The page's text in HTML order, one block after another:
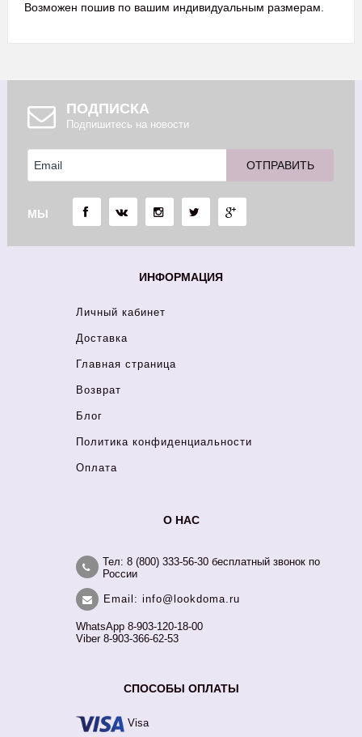
Возможен пошив по вашим индивидуальным размерам.
ПОДПИСКА
Подпишитесь на новости
МЫ
ИНФОРМАЦИЯ
Личный кабинет
Доставка
Главная страница
Возврат
Блог
Политика конфиденциальности
Оплата
О НАС
Тел: 8 (800) 333-56-30 бесплатный звонок по
России
Email: info@lookdoma.ru
WhatsApp 8-903-120-18-00
Viber 8-903-366-62-53
СПОСОБЫ ОПЛАТЫ
Visa